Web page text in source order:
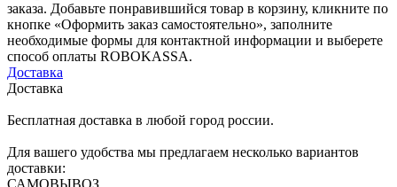
заказа. Добавьте понравившийся товар в корзину, кликните по
кнопке «Оформить заказ самостоятельно», заполните
необходимые формы для контактной информации и выберете
способ оплаты ROBOKASSA.
Доставка
Доставка
Бесплатная доставка в любой город россии.
Для вашего удобства мы предлагаем несколько вариантов
доставки:
САМОВЫВОЗ